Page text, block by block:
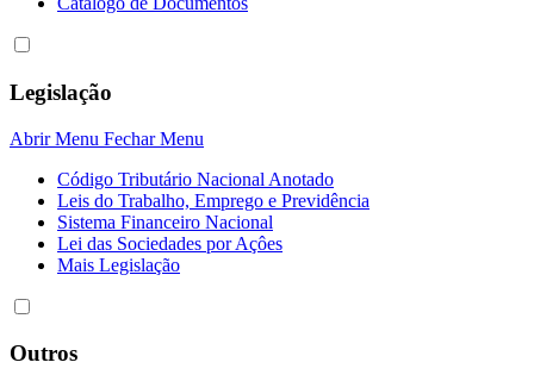
Legislação
Abrir Menu Fechar Menu
Código Tributário Nacional Anotado
Leis do Trabalho, Emprego e Previdência
Sistema Financeiro Nacional
Lei das Sociedades por Açôes
Mais Legislação
Outros